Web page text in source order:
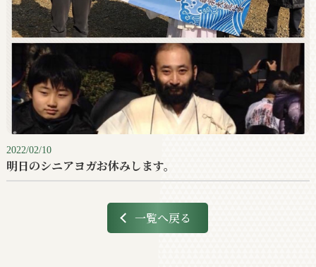
2022/02/10
明日のシニアヨガお休みします。
一覧へ戻る